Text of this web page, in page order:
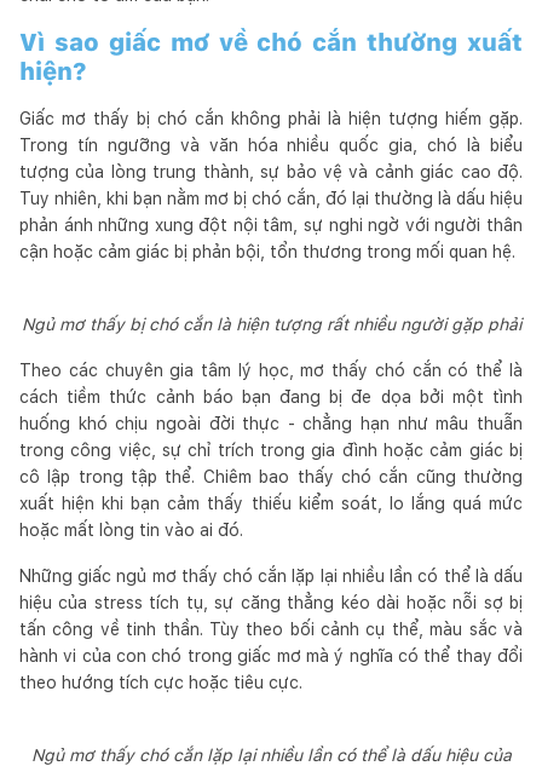
Vì sao giấc mơ về chó cắn thường xuất
hiện?
Giấc mơ thấy bị chó cắn không phải là hiện tượng hiếm gặp.
Trong tín ngưỡng và văn hóa nhiều quốc gia, chó là biểu
tượng của lòng trung thành, sự bảo vệ và cảnh giác cao độ.
Tuy nhiên, khi bạn nằm mơ bị chó cắn, đó lại thường là dấu hiệu
phản ánh những xung đột nội tâm, sự nghi ngờ với người thân
cận hoặc cảm giác bị phản bội, tổn thương trong mối quan hệ.
Ngủ mơ thấy bị chó cắn là hiện tượng rất nhiều người gặp phải
Theo các chuyên gia tâm lý học, mơ thấy chó cắn có thể là
cách tiềm thức cảnh báo bạn đang bị đe dọa bởi một tình
huống khó chịu ngoài đời thực - chẳng hạn như mâu thuẫn
trong công việc, sự chỉ trích trong gia đình hoặc cảm giác bị
cô lập trong tập thể. Chiêm bao thấy chó cắn cũng thường
xuất hiện khi bạn cảm thấy thiếu kiểm soát, lo lắng quá mức
hoặc mất lòng tin vào ai đó.
Những giấc ngủ mơ thấy chó cắn lặp lại nhiều lần có thể là dấu
hiệu của stress tích tụ, sự căng thẳng kéo dài hoặc nỗi sợ bị
tấn công về tinh thần. Tùy theo bối cảnh cụ thể, màu sắc và
hành vi của con chó trong giấc mơ mà ý nghĩa có thể thay đổi
theo hướng tích cực hoặc tiêu cực.
Ngủ mơ thấy chó cắn lặp lại nhiều lần có thể là dấu hiệu của